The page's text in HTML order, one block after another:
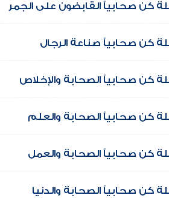
كن صحابياً القابضون على الجمر
كن صحابياً صناعة الرجال
كن صحابياً الصحابة والإخلاص
كن صحابياً الصحابة والعلم
كن صحابياً الصحابة والعمل
كن صحابياً الصحابة والدنيا